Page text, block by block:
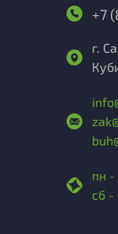
+7
г.
пн -
сб -